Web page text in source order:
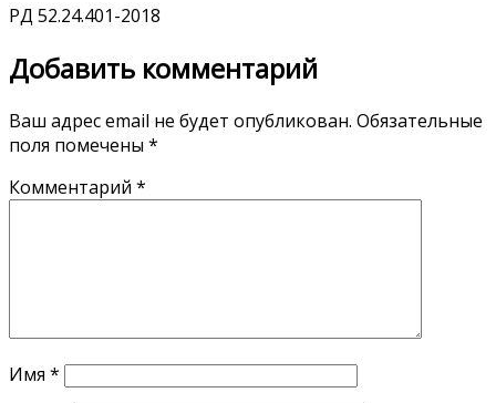
РД 52.24.401-2018
Добавить комментарий
Ваш адрес email не будет опубликован. Обязательные
поля помечены *
Комментарий *
Имя *